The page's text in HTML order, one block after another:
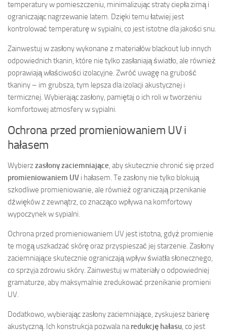
temperatury w pomieszczeniu, minimalizując straty ciepła zimą i
ograniczając nagrzewanie latem. Dzięki temu łatwiej jest
kontrolować temperaturę w sypialni, co jest istotne dla jakości snu.
Zainwestuj w zasłony wykonane z materiałów blackout lub innych
odpowiednich tkanin, które nie tylko zasłaniają światło, ale również
poprawiają właściwości izolacyjne. Zwróć uwagę na grubość
tkaniny – im grubsza, tym lepsza dla izolacji akustycznej i
termicznej. Wybierając zasłony, pamiętaj o ich roli w tworzeniu
komfortowej atmosfery w sypialni.
Ochrona przed promieniowaniem UV i
hałasem
Wybierzzasłony zaciemniające, aby skutecznie chronić się przed
promieniowaniem UV i hałasem. Te zasłony nie tylko blokują
szkodliwe promieniowanie, ale również ograniczają przenikanie
dźwięków z zewnątrz, co znacząco wpływa na komfortowy
wypoczynek w sypialni.
Ochrona przed promieniowaniem UV jest istotna, gdyż promienie
te mogą uszkadzać skórę oraz przyspieszać jej starzenie. Zasłony
zaciemniające skutecznie ograniczają wpływ światła słonecznego,
co sprzyja zdrowiu skóry. Zainwestuj w materiały o odpowiedniej
gramaturze, aby maksymalnie zredukować przenikanie promieni
UV.
Dodatkowo, wybierając zasłony zaciemniające, zyskujesz barierę
akustyczną. Ich konstrukcja pozwala naredukcję hałasu, co jest